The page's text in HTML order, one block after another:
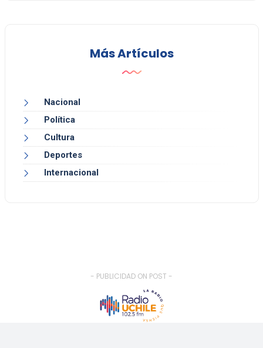
Más Artículos
Nacional
Política
Cultura
Deportes
Internacional
- PUBLICIDAD ON POST -